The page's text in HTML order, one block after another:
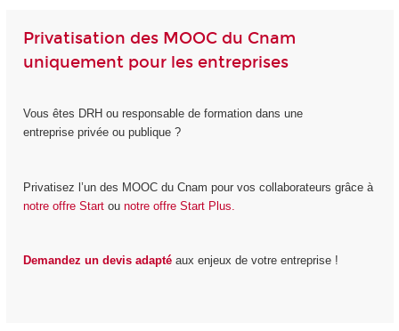
Privatisation des MOOC du Cnam
uniquement pour les entreprises
Vous êtes DRH ou responsable de formation dans une
entreprise privée ou publique ?
Privatisez l’un des MOOC du Cnam pour vos collaborateurs grâce à
notre offre Startou notre offre Start Plus.
Demandez un devis adaptéaux enjeux de votre entreprise !